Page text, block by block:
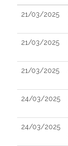
21/03/2025
21/03/2025
21/03/2025
24/03/2025
24/03/2025